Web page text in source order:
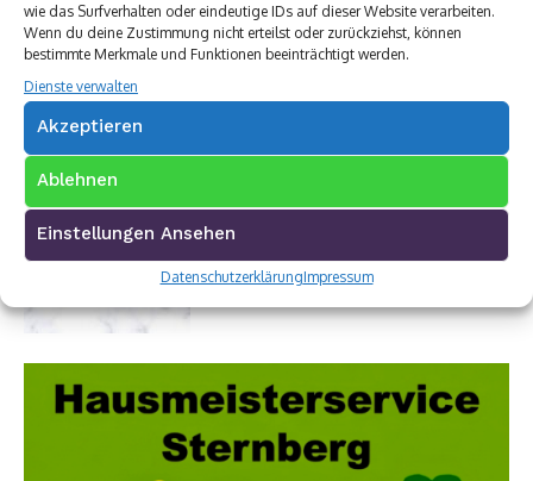
wie das Surfverhalten oder eindeutige IDs auf dieser Website verarbeiten.
Wenn du deine Zustimmung nicht erteilst oder zurückziehst, können
bestimmte Merkmale und Funktionen beeinträchtigt werden.
Dienste verwalten
Akzeptieren
Ablehnen
Einstellungen Ansehen
DatenschutzerklärungImpressum
Ristorante La Calabria
Rainbow Sanierung Siegen
Dornbach Spezialabbruch GmbH